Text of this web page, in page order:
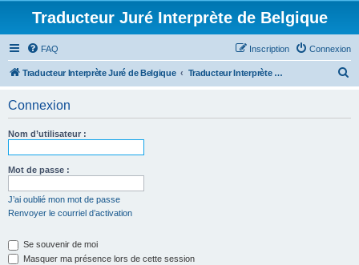
Traducteur Juré Interprète de Belgique
FAQ Connexion
Inscription
Traducteur Interprète Juré de Belgique Traducteur Interprète Juré de Belgique
Connexion
Nom d’utilisateur :
Mot de passe :
J’ai oublié mon mot de passe
Renvoyer le courriel d’activation
Se souvenir de moi
Masquer ma présence lors de cette session